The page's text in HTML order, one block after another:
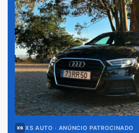
XS AUTO · ANÚNCIO PATROCINADO